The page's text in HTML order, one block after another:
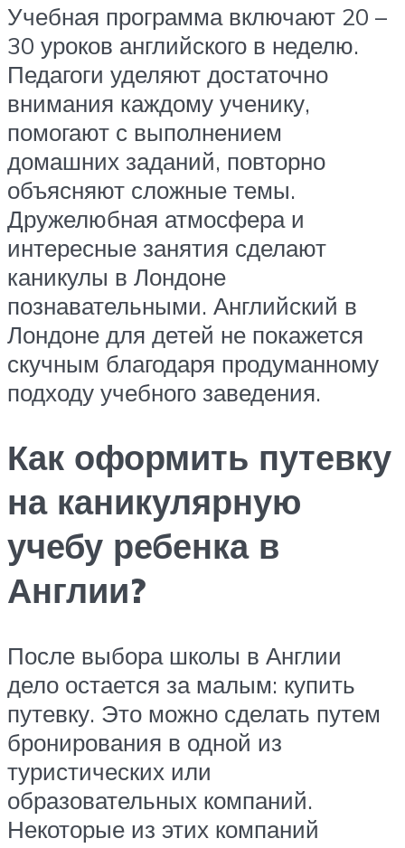
Учебная программа включают 20 –
30 уроков английского в неделю.
Педагоги уделяют достаточно
внимания каждому ученику,
помогают с выполнением
домашних заданий, повторно
объясняют сложные темы.
Дружелюбная атмосфера и
интересные занятия сделают
каникулы в Лондоне
познавательными. Английский в
Лондоне для детей не покажется
скучным благодаря продуманному
подходу учебного заведения.
Как оформить путевку
на каникулярную
учебу ребенка в
Англии?
После выбора школы в Англии
дело остается за малым: купить
путевку. Это можно сделать путем
бронирования в одной из
туристических или
образовательных компаний.
Некоторые из этих компаний